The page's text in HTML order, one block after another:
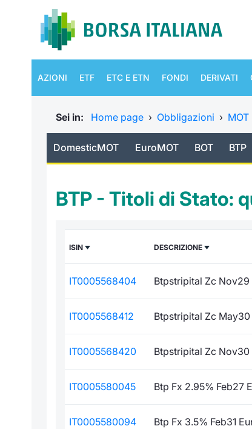
AZIONI ETF ETC E ETN FONDI DERIVATI
Sei in: Home page › Obbligazioni › MOT
DomesticMOT EuroMOT BOT BTP
BTP - Titoli di Stato:
ISIN DESCRIZIONE
IT0005568404 Btpstripital Zc Nov29
IT0005568412 Btpstripital Zc May30
IT0005568420 Btpstripital Zc Nov30
IT0005580045 Btp Fx 2.95% Feb27
IT0005580094 Btp Fx 3.5% Feb31